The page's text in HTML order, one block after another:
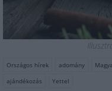
Országos hírek adomány
ajándékozás
Yettel